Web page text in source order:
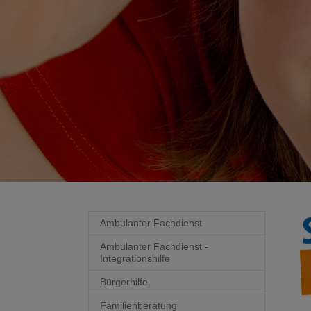
TestSBBS
Ambulanter Fachdienst
Ambulanter Fachdienst -
Integrationshilfe
Bürgerhilfe
Familienberatung